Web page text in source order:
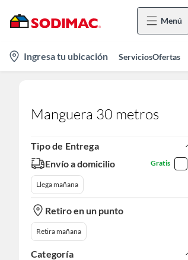
Menú
location-
icon
Ingresa tu ubicación ServiciosOfertas
Manguera 30 metros
Tipo de Entrega
Envío a domicilio
Gratis
Llega mañana
Retiro en un punto
Retira mañana
Categoría